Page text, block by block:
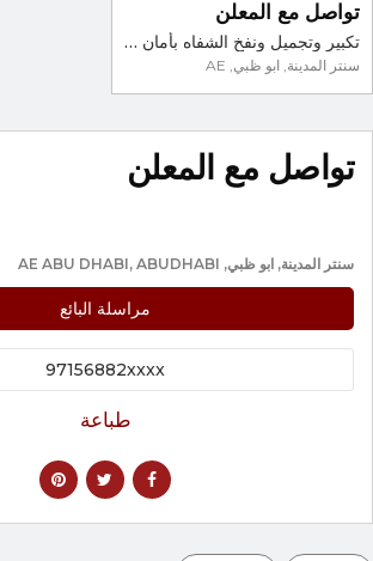
تواصل مع المعلن
تكبير وتجميل ونفخ الشفاه بأمان في أبو ظبي
سنتر المدينة, ابو ظبي, AE
تواصل مع المعلن
سنتر المدينة, ابو ظبي, AE ABU DHABI, ABUDHABI
مراسلة البائع
97156882xxxx
طباعة